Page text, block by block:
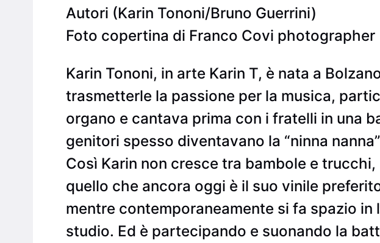
Autori (Karin Tononi/Bruno Guerrini)
Foto copertina di Franco Covi photographer
Karin Tononi, in arte Karin T, è nata a
trasmetterle la passione per la musica,
organo e cantava prima con i fratelli in una
genitori spesso diventavano la “ninna
Così Karin non cresce tra bambole e
quello che ancora oggi è il suo vinile
mentre contemporaneamente si fa spazio
studio. Ed è partecipando e suonando la